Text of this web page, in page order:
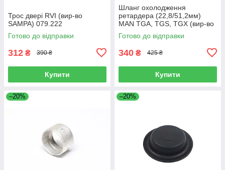
Трос двері RVI (вир-во
SAMPA) 079.222
Готово до відправки
312 ₴ 390 ₴
Купити
Шланг охолодження
ретардера (22,8/51,2мм)
MAN TGA, TGS, TGX (вир-во
Sampa) 023.258
Готово до відправки
340 ₴ 425 ₴
Купити
–20% –20%